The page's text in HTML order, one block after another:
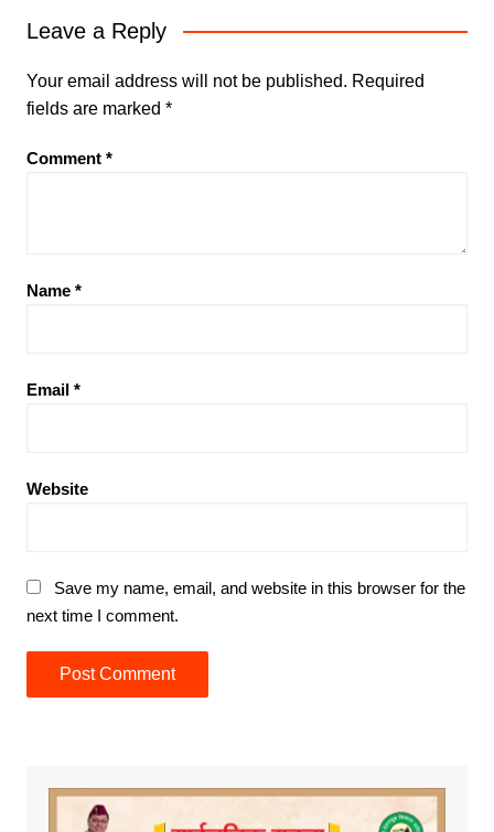
Leave a Reply
Your email address will not be published. Required
fields are marked *
Comment *
Name *
Email *
Website
Save my name, email, and website in this browser for the
next time I comment.